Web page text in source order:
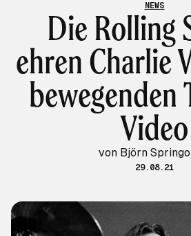
NEWS
Die Rolling
ehren Charlie
Video
von Björn
29.08.21